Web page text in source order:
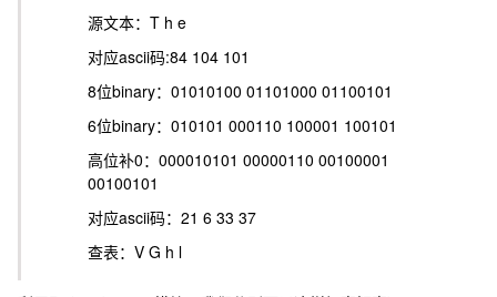
源文本：T h e
对应ascii码:84 104 101
8位binary：01010100 01101000 01100101
6位binary：010101 000110 100001 100101
高位补0：000010101 00000110 00100001
00100101
对应ascii码：21 6 33 37
查表：V G h l